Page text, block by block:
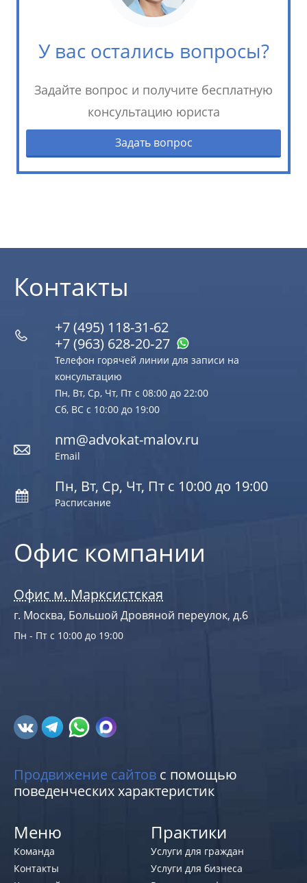
У вас остались вопросы?
Задайте вопрос и получите бесплатную
консультацию юриста
Задать вопрос
Офис компании
Офис м. Марксистская
г. Москва, Большой Дровяной переулок, д.6
Пн - Пт с 10:00 до 19:00
Контакты
+7 (495) 118-31-62
+7 (963) 628‑20‑27
Телефон горячей линии для записи на
консультацию
Пн, Вт, Ср, Чт, Пт с 08:00 до 22:00
Сб, ВС с 10:00 до 19:00
nm@advokat-malov.ru
Email
Пн, Вт, Ср, Чт, Пт с 10:00 до 19:00
Расписание
Продвижение сайтов с помощью
поведенческих характеристик
Меню
Команда
Контакты
Практики
Услуги для граждан
Услуги для бизнеса